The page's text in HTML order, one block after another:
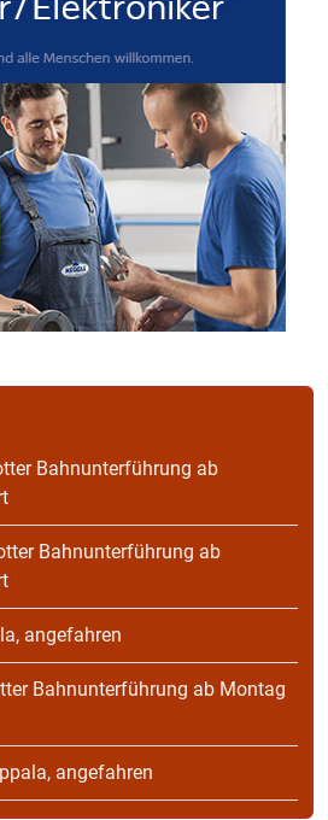
Bahnunterführung ab
Bahnunterführung ab
angefahren
Bahnunterführung ab Montag
angefahren